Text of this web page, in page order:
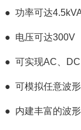
● 功率可达
● 电压可达300V
● 可实现AC、
● 可模拟任意波
● 内建丰富的波